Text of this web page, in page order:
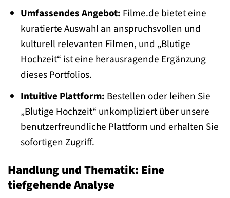
Umfassendes Angebot: Filme.de bietet eine
kuratierte Auswahl an anspruchsvollen und
kulturell relevanten Filmen, und „Blutige
Hochzeit“ ist eine herausragende Ergänzung
dieses Portfolios.
Intuitive Plattform: Bestellen oder leihen Sie
„Blutige Hochzeit“ unkompliziert über unsere
benutzerfreundliche Plattform und erhalten Sie
sofortigen Zugriff.
Handlung und Thematik: Eine
tiefgehende Analyse